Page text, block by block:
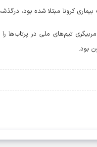
کرونا مبتلا شده بود،
مربیگری تیم‌های ملی در
بود.